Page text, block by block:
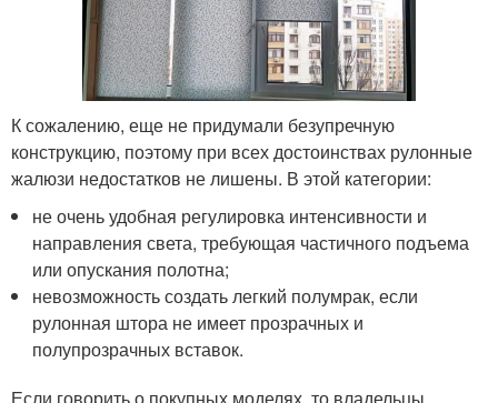
К сожалению, еще не придумали безупречную
конструкцию, поэтому при всех достоинствах рулонные
жалюзи недостатков не лишены. В этой категории:
не очень удобная регулировка интенсивности и
направления света, требующая частичного подъема
или опускания полотна;
невозможность создать легкий полумрак, если
рулонная штора не имеет прозрачных и
полупрозрачных вставок.